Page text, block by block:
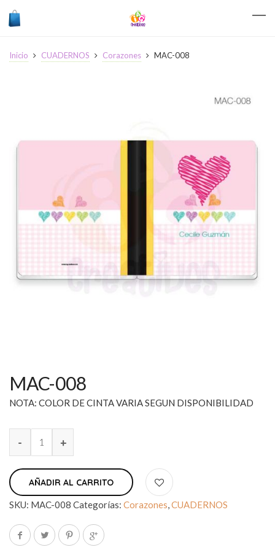
Inicio CUADERNOS Corazones MAC-008
MAC-008
NOTA: COLOR DE CINTA VARIA SEGUN DISPONIBILIDAD
AÑADIR AL CARRITO
SKU: MAC-008 Categorías: Corazones,CUADERNOS